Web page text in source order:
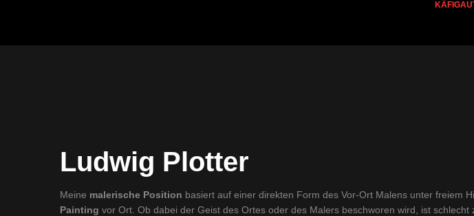
Ludwig Plotter
Meine malerische Position basiert auf einer direkten Form des Vor-Ort Malens unter freiem
Painting vor Ort. Ob dabei der Geist des Ortes oder des Malers beschworen wird, ist schlecht